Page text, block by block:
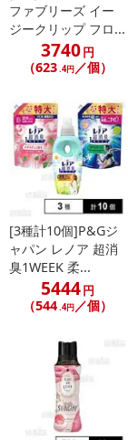
ファブリーズ イー
ジークリップ フロ...
3740円
（623.4円／個）
[3種計10個]P&Gジ
ャパン レノア 超消
臭1WEEK 柔...
5444円
（544 .4円／個）